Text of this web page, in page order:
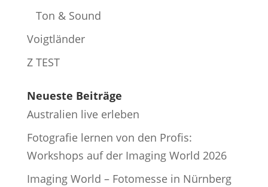
Ton & Sound
Voigtländer
Z TEST
Neueste Beiträge
Australien live erleben
Fotografie lernen von den Profis:
Workshops auf der Imaging World 2026
Imaging World – Fotomesse in Nürnberg